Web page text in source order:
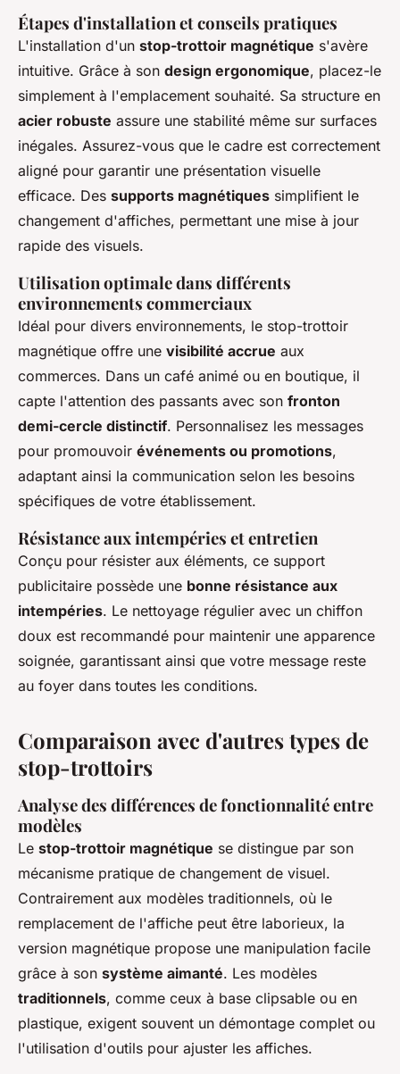
Étapes d'installation et conseils pratiques
L'installation d'un stop-trottoir magnétique s'avère
intuitive. Grâce à son design ergonomique, placez-le
simplement à l'emplacement souhaité. Sa structure en
acier robuste assure une stabilité même sur surfaces
inégales. Assurez-vous que le cadre est correctement
aligné pour garantir une présentation visuelle
efficace. Des supports magnétiques simplifient le
changement d'affiches, permettant une mise à jour
rapide des visuels.
Utilisation optimale dans différents
environnements commerciaux
Idéal pour divers environnements, le stop-trottoir
magnétique offre une visibilité accrue aux
commerces. Dans un café animé ou en boutique, il
capte l'attention des passants avec son fronton
demi-cercle distinctif. Personnalisez les messages
pour promouvoir événements ou promotions,
adaptant ainsi la communication selon les besoins
spécifiques de votre établissement.
Résistance aux intempéries et entretien
Conçu pour résister aux éléments, ce support
publicitaire possède une bonne résistance aux
intempéries. Le nettoyage régulier avec un chiffon
doux est recommandé pour maintenir une apparence
soignée, garantissant ainsi que votre message reste
au foyer dans toutes les conditions.
Comparaison avec d'autres types de
stop-trottoirs
Analyse des différences de fonctionnalité entre
modèles
Le stop-trottoir magnétique se distingue par son
mécanisme pratique de changement de visuel.
Contrairement aux modèles traditionnels, où le
remplacement de l'affiche peut être laborieux, la
version magnétique propose une manipulation facile
grâce à son système aimanté. Les modèles
traditionnels, comme ceux à base clipsable ou en
plastique, exigent souvent un démontage complet ou
l'utilisation d'outils pour ajuster les affiches.